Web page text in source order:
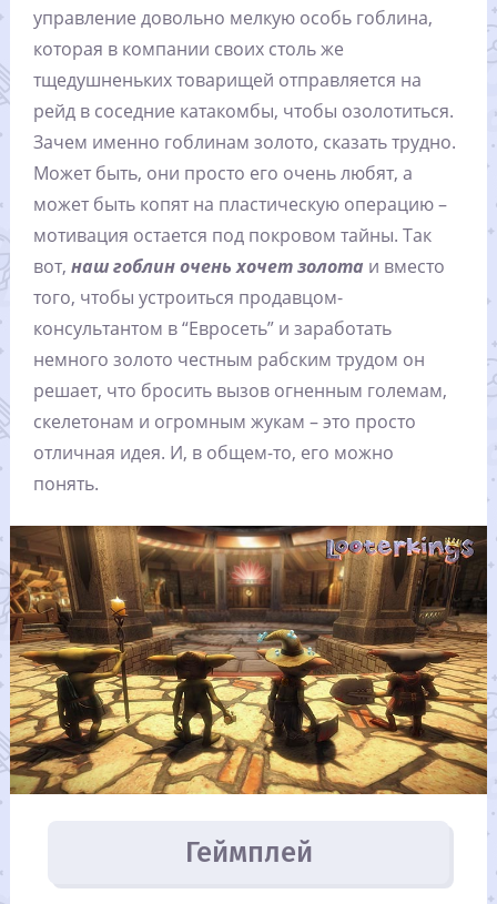
управление довольно мелкую особь гоблина,
которая в компании своих столь же
тщедушненьких товарищей отправляется на
рейд в соседние катакомбы, чтобы озолотиться.
Зачем именно гоблинам золото, сказать трудно.
Может быть, они просто его очень любят, а
может быть копят на пластическую операцию –
мотивация остается под покровом тайны. Так
вот,наш гоблин очень хочет золота и вместо
того, чтобы устроиться продавцом-
консультантом в “Евросеть” и заработать
немного золото честным рабским трудом он
решает, что бросить вызов огненным големам,
скелетонам и огромным жукам – это просто
отличная идея. И, в общем-то, его можно
понять.
Геймплей